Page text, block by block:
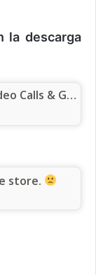
la descarga
Viber Messenger - Free Video Calls & Group Chats
store.